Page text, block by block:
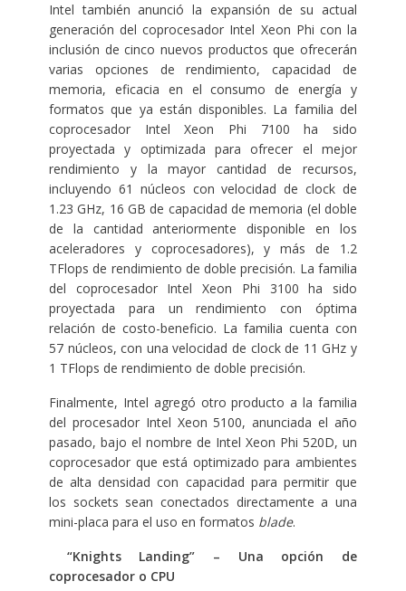
Intel también anunció la expansión de su actual
generación del coprocesador Intel Xeon Phi con la
inclusión de cinco nuevos productos que ofrecerán
varias opciones de rendimiento, capacidad de
memoria, eficacia en el consumo de energía y
formatos que ya están disponibles. La familia del
coprocesador Intel Xeon Phi 7100 ha sido
proyectada y optimizada para ofrecer el mejor
rendimiento y la mayor cantidad de recursos,
incluyendo 61 núcleos con velocidad de clock de
1.23 GHz, 16 GB de capacidad de memoria (el doble
de la cantidad anteriormente disponible en los
aceleradores y coprocesadores), y más de 1.2
TFlops de rendimiento de doble precisión. La familia
del coprocesador Intel Xeon Phi 3100 ha sido
proyectada para un rendimiento con óptima
relación de costo-beneficio. La familia cuenta con
57 núcleos, con una velocidad de clock de 11 GHz y
1 TFlops de rendimiento de doble precisión.
Finalmente, Intel agregó otro producto a la familia
del procesador Intel Xeon 5100, anunciada el año
pasado, bajo el nombre de Intel Xeon Phi 520D, un
coprocesador que está optimizado para ambientes
de alta densidad con capacidad para permitir que
los sockets sean conectados directamente a una
mini-placa para el uso en formatos blade.
“Knights Landing” – Una opción de
coprocesador o CPU